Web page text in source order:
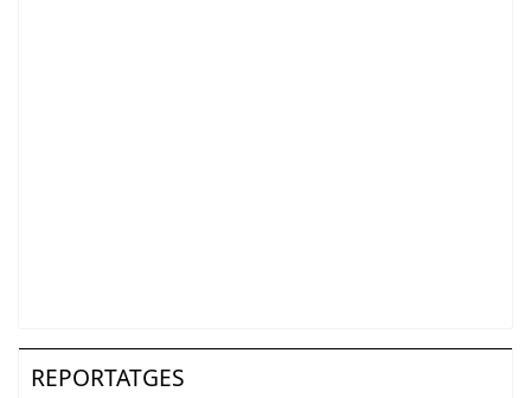
REPORTATGES